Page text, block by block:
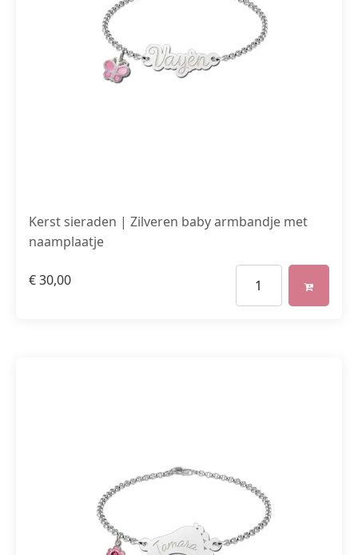
Kerst sieraden | Zilveren baby armbandje met
naamplaatje
€30,00